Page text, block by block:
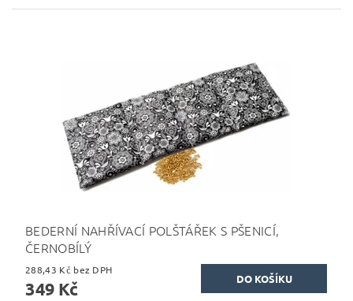
BEDERNÍ NAHŘÍVACÍ POLŠTÁŘEK S PŠENICÍ,
ČERNOBÍLÝ
288,43 Kč bez DPH
349 Kč